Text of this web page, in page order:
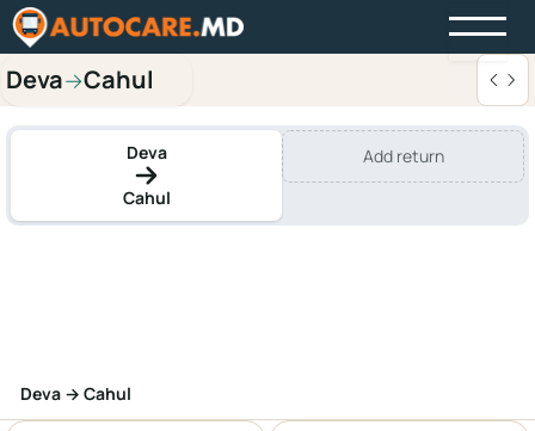
Deva→Cahul
Deva
Cahul
Add return
Deva → Cahul